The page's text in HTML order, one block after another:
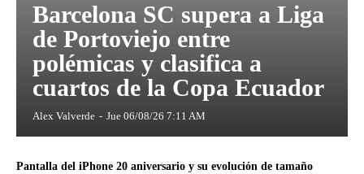
Barcelona SC supera a Liga
de Portoviejo entre
polémicas y clasifica a
cuartos de la Copa Ecuador
Alex Valverde - Jue 06/08/26 7:11 AM
Pantalla del iPhone 20 aniversario y su evolución de tamaño